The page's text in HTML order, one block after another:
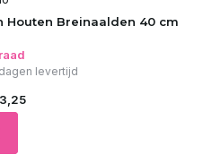
Houten Breinaalden 40 cm
levertijd